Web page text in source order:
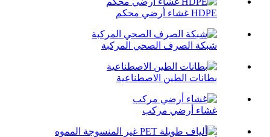
HDPE غشاء أرضي محكم
شبكة الصرف الصحي المركبة
بطانات الطين الاصطناعية
غشاء أرضي مركب